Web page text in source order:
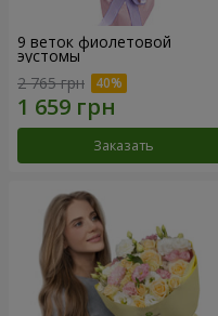
9 веток фиолетовой
эустомы
2 765 грн
Заказать